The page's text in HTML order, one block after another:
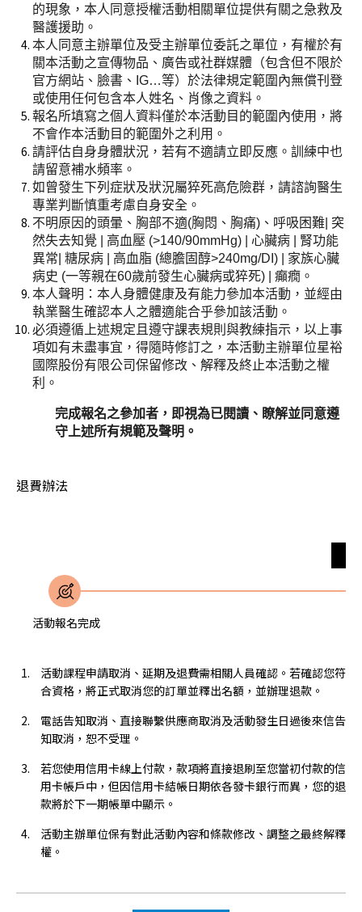
的現象，本人同意授權活動相關單位提供有關之急救及
醫護援助。
本人同意主辦單位及受主辦單位委託之單位，有權於有
關本活動之宣傳物品、廣告或社群媒體（包含但不限於
官方網站、臉書、IG…等）於法律規定範圍內無償刊登
或使用任何包含本人姓名、肖像之資料。
報名所填寫之個人資料僅於本活動目的範圍內使用，將
不會作本活動目的範圍外之利用。
請評估自身身體狀況，若有不適請立即反應。訓練中也
請留意補水頻率。
如曾發生下列症狀及狀況屬猝死高危險群，請諮詢醫生
專業判斷慎重考慮自身安全。
不明原因的頭暈、胸部不適(胸悶、胸痛)、呼吸困難| 突
然失去知覺 | 高血壓 (>140/90mmHg) | 心臟病 | 腎功能
異常| 糖尿病 | 高血脂 (總膽固醇>240mg/DI) | 家族心臟
病史 (一等親在60歲前發生心臟病或猝死) | 癲癇。
本人聲明：本人身體健康及有能力參加本活動，並經由
執業醫生確認本人之體適能合乎參加該活動。
必須遵循上述規定且遵守課表規則與教練指示，以上事
項如有未盡事宜，得隨時修訂之，本活動主辦單位星裕
國際股份有限公司保留修改、解釋及終止本活動之權
利。
完成報名之參加者，即視為已閱讀、瞭解並同意遵
守上述所有規範及聲明。
退費辦法
活動報名完成
活動課程申請取消、延期及退費需相關人員確認。若確認您符
合資格，將正式取消您的訂單並釋出名額，並辦理退款。
電話告知取消、直接聯繫供應商取消及活動發生日過後來信告
知取消，恕不受理。
若您使用信用卡線上付款，款項將直接退刷至您當初付款的信
用卡帳戶中，但因信用卡結帳日期依各發卡銀行而異，您的退
款將於下一期帳單中顯示。
活動主辦單位保有對此活動內容和條款修改、調整之最終解釋
權。